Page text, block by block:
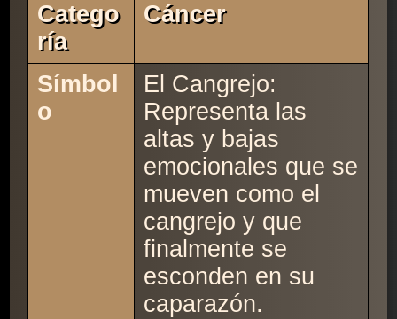
Catego
Ría
Cáncer
Símbol
o
El Cangrejo:
Representa las
altas y bajas
emocionales que se
mueven como el
cangrejo y que
finalmente se
esconden en su
caparazón.